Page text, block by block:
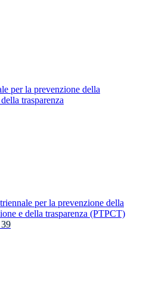
per la prevenzione della
trasparenza
per la prevenzione della
e della trasparenza (PTPCT)
39